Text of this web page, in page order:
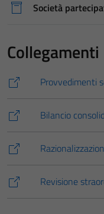
Società
Collegamenti
Provvedimenti
Bilancio
Revisione